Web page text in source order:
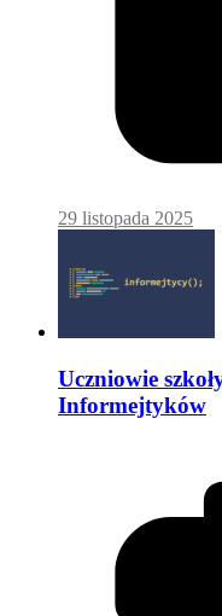
29 listopada 2025
Uczniowie
Informejtyków